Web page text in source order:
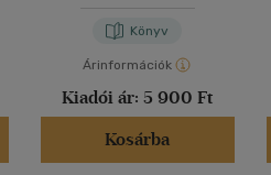
Könyv
Árinformációk
Kiadói ár: 5 900 Ft
Kosárba